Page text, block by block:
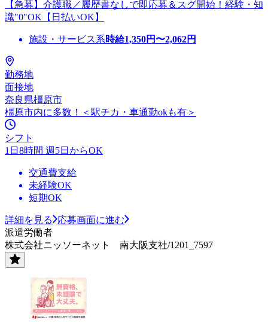
【急募】介護職／履歴書なしで即応募＆スグ開始！経験・知
識"0"OK【日払いOK】
施設・サービス系時給1,350円〜2,062円
勤務地
面接地
奈良県橿原市
橿原市内に多数！＜駅チカ・車通勤okも有＞
シフト
1日8時間 週5日からOK
交通費支給
未経験OK
短期OK
詳細を見る
応募画面に進む
派遣労働者
株式会社ニッソーネット 南大阪支社/1201_7597